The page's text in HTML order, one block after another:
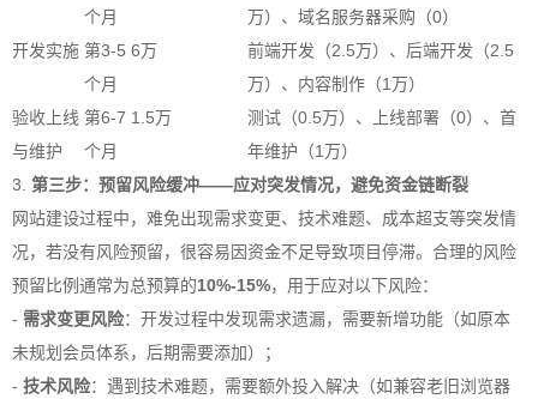
个月
万）、域名服务器采购（0）
开发实施 第3-5
个月
6万
前端开发（2.5万）、后端开发（2.5
万）、内容制作（1万）
验收上线
与维护
第6-7
个月
1.5万
测试（0.5万）、上线部署（0）、首
年维护（1万）
3. 第三步：预留风险缓冲——应对突发情况，避免资金链断裂
网站建设过程中，难免出现需求变更、技术难题、成本超支等突发情
况，若没有风险预留，很容易因资金不足导致项目停滞。合理的风险
预留比例通常为总预算的10%-15%，用于应对以下风险：
- 需求变更风险：开发过程中发现需求遗漏，需要新增功能（如原本
未规划会员体系，后期需要添加）；
- 技术风险：遇到技术难题，需要额外投入解决（如兼容老旧浏览器